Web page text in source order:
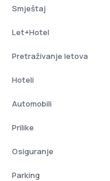
Smještaj
Let+Hotel
Pretraživanje letova
Hoteli
Automobili
Prilike
Osiguranje
Parking